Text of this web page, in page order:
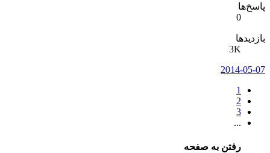
پاسخ‌ها
0
بازدیدها
3K
2014-05-07
1
2
3
...
رفتن به صفحه